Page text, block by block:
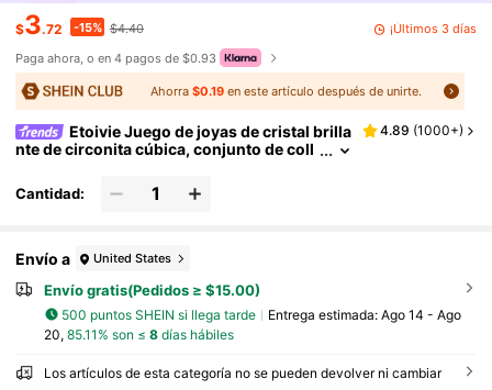
$3.72 -15% $4.40
¡Últimos 3 días
Paga ahora, o en 4 pagos de $0.93
Ahorra$0.19 en este artículo después de unirte.
Etoivie Juego de joyas de cristal brilla
nte de circonita cúbica, conjunto de coll
e pero elegante, accesorio perfecto para bod
as, fiestas y cualquier ocasión
4.89 (1000+)
Cantidad:
Envío a United States
Envío gratis(Pedidos ≥ $15.00)
500 puntos SHEIN si llega tarde Entrega estimada: Ago 14 - Ago
20, 85.11% son ≤ 8días hábiles
Los artículos de esta categoría no se pueden devolver ni cambiar